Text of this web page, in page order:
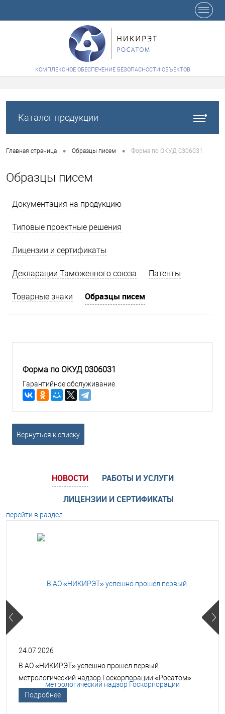
КОМПЛЕКСНОЕ ОБЕСПЕЧЕНИЕ БЕЗОПАСНОСТИ ОБЪЕКТОВ
Каталог продукции
Главная страница • Образцы писем • Форма по ОКУД 0306031
Образцы писем
Документация на продукцию
Типовые проектные решения
Лицензии и сертификаты
Декларации Таможенного союза Патенты
Товарные знаки Образцы писем
Форма по ОКУД 0306031
Гарантийное обслуживание
Вернуться к списку
НОВОСТИ
РАБОТЫ И УСЛУГИ
ЛИЦЕНЗИИ И СЕРТИФИКАТЫ
перейти в раздел
24.07.2026
В АО «НИКИРЭТ» успешно прошёл первый
метрологический надзор Госкорпорации «Росатом»
Подробнее